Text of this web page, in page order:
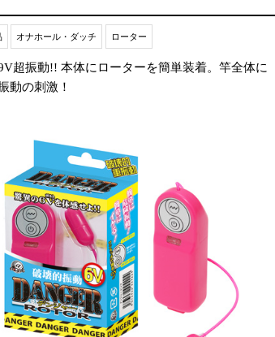
オナホール・ダッチ ローター
超振動!! 本体にローターを簡単装着。竿全体に
動の刺激！